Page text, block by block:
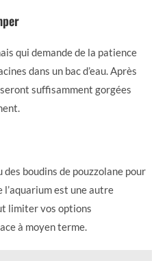
qui demande de la patience
dans un bac d’eau. Après
suffisamment gorgées
boudins de pouzzolane pour
est une autre
limiter vos options
à moyen terme.